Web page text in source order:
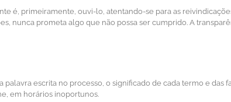
é, primeiramente, ouvi-lo, atentando-se para as
nunca prometa algo que não possa ser cumprido. A
escrita no processo, o significado de cada termo e das
em horários inoportunos.